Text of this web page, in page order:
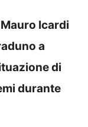
Icardi
a
di
durante